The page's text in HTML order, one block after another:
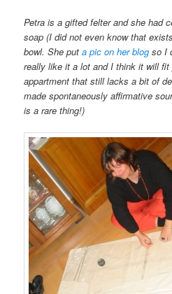
Petra is a gifted felter and she had
soap (I did not even know that
bowl. She puta pic on her blog so I
really like it a lot and I think it will fit
appartment that still lacks a bit of
made spontaneously affirmative
is a rare thing!)